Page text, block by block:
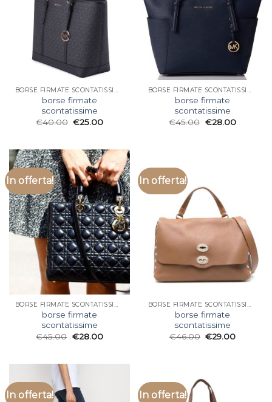
borse firmate
scontatissime
€40.00 €25.00
borse firmate
scontatissime
€45.00 €28.00
In offerta!
BORSE FIRMATE SCONTATISSIME
borse firmate
scontatissime
€45.00 €28.00
In offerta!
BORSE FIRMATE SCONTATISSIME
borse firmate
scontatissime
€46.00 €29.00
In offerta! In offerta!